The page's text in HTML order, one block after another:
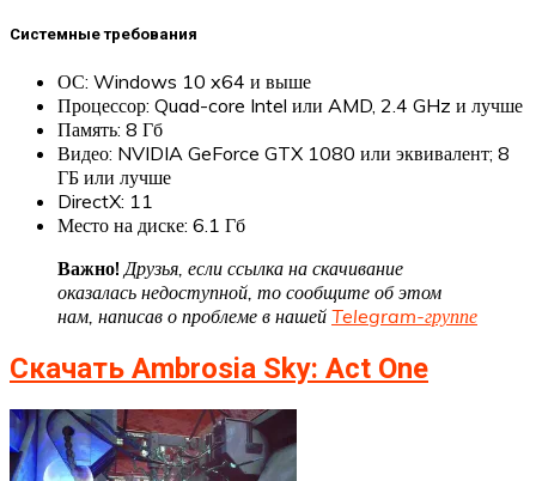
Системные требования
ОС: Windows 10 x64 и выше
Процессор: Quad-core Intel или AMD, 2.4 GHz и лучше
Память: 8 Гб
Видео: NVIDIA GeForce GTX 1080 или эквивалент; 8
ГБ или лучше
DirectX: 11
Место на диске: 6.1 Гб
Важно! Друзья, если ссылка на скачивание
оказалась недоступной, то сообщите об этом
нам, написав о проблеме в нашей Telegram-группе
Скачать Ambrosia Sky: Act One